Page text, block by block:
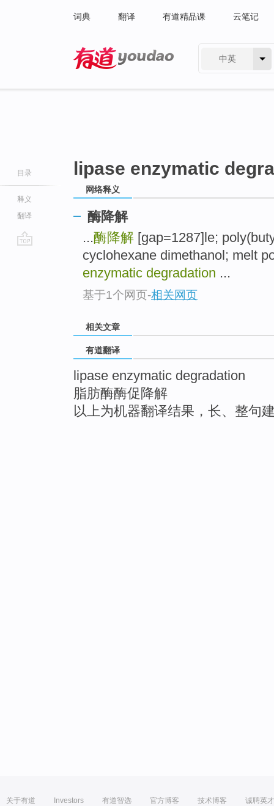
词典 翻译 有道精品课 云笔记
中英
目录
释义
翻译
lipase enzymatic
网络释义
酶降解
...酶降解 [gap=1287]le;
cyclohexane dimethanol; melt
enzymatic degradation ...
基于1个网页-相关网页
相关文章
有道翻译
lipase enzymatic degradation
脂肪酶酶促降解
以上为机器翻译结果，长、整句
关于有道 Investors 有道智选 官方博客 技术博客 诚聘英才